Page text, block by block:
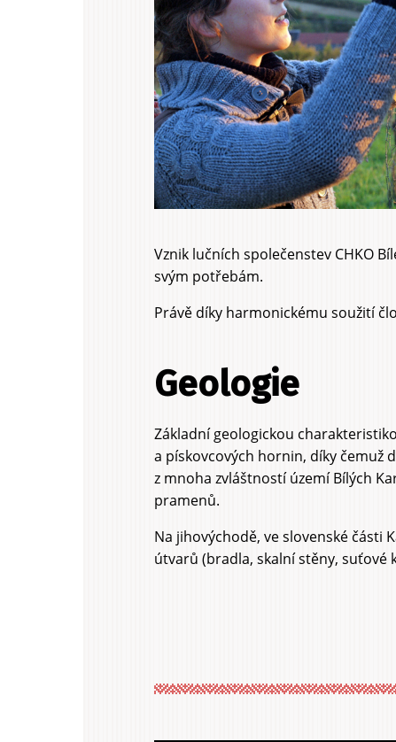
Vznik lučních společenstev CHKO
svým potřebám.
Právě díky harmonickému soužití
Geologie
Základní geologickou
a pískovcových hornin, díky čemuž
z mnoha zvláštností území Bílých
pramenů.
Na jihovýchodě, ve slovenské části
útvarů (bradla, skalní stěny, suťové